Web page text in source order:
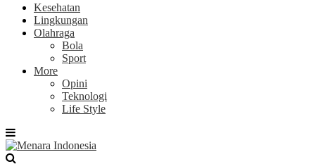
Kesehatan
Lingkungan
Olahraga
Bola
Sport
More
Opini
Teknologi
Life Style